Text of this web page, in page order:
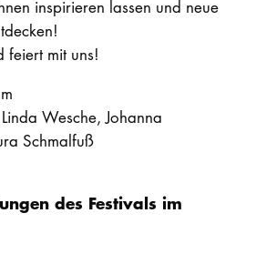
inspirieren lassen und neue
feiert mit uns!
Wesche, Johanna
Schmalfuß
des Festivals im